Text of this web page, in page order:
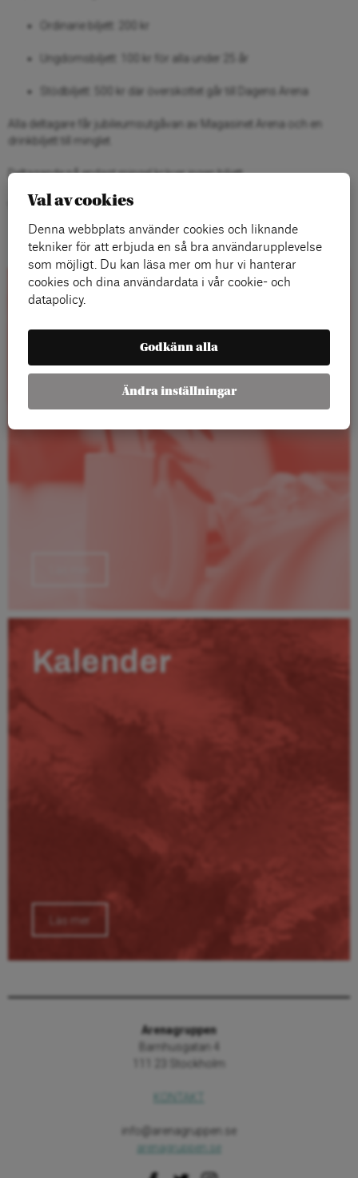
Ordinarie biljett: 200 kr
Ungdomsbiljett: 100 kr för alla under 25 år
Stödbiljett: 500 kr där överskottet går till Dagens Arena
Alla deltagare får jubileumsutgåvan av Magasinet Arena och en
drinkbiljett till minglet.
Deltagande på endast mingel kräver ingen biljett.
Vid frågor och avbokning, kontakta
Rapporter
Kalender
Läs mer
Arenagruppen
Barnhusgatan 4
111 23 Stockholm
info@arenagruppen.se
arenagruppen.se
Val av cookies
Denna webbplats använder cookies och liknande
tekniker för att erbjuda en så bra användarupplevelse
som möjligt. Du kan läsa mer om hur vi hanterar
cookies och dina användardata i vår cookie- och
datapolicy.
Godkänn alla
Ändra inställningar